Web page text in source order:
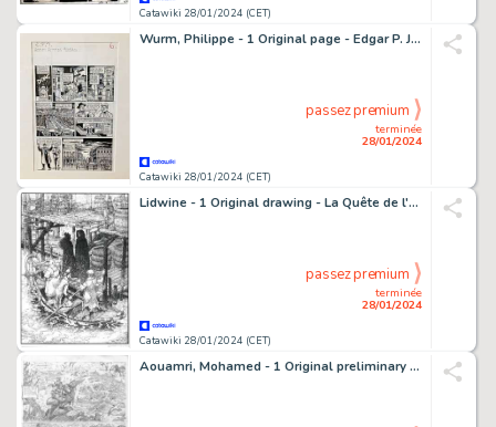
Catawiki 28/01/2024 (CET)
Wurm, Philippe - 1 Original page - Edgar P. Jacobs, le rêveur d'apocalypses - 2021
Catawiki 28/01/2024 (CET)
terminée
28/01/2024
passez premium
Lidwine - 1 Original drawing - La Quête de l'Oiseau du temps - 1998
Catawiki 28/01/2024 (CET)
terminée
28/01/2024
passez premium
Aouamri, Mohamed - 1 Original preliminary page - La Quête de l'oiseau du temps T6 - Le Grimoire des dieux - 2003